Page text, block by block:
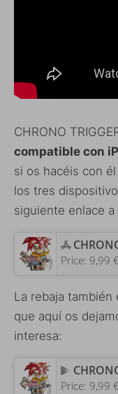
CHRONO
compatible con
si os hacéis con
los tres
siguiente enlace a
Price: 9,99 €
La rebaja
que aquí os
interesa:
Price: 9,99 €